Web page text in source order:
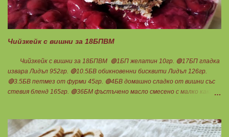
Чийзкейк с вишни за 18БПВМ
Чийзкейк с вишни за 18БПВМ 🟢1БП желатин 10гр. 🟢17БП гладка
извара Лидъл 952гр. 🔴10.5БВ обикновенни бисквити Лидъл 126гр.
🔴3.5БВ петмез от фурми 45гр. 🟢4БВ домашно сладко от вишни със
стевия бленд 165гр. 🟢36БМ фъстъчено масло смесено с малко какао (
Бисквитките не го предполагат много, но мигвам...Начуках ги по-
едро и смесих с фъстъченото масло. Получи се доволно количество.